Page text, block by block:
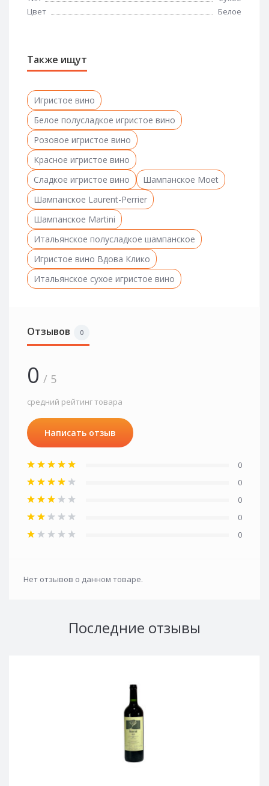
Цвет
Белое
Также ищут
Игристое вино
Белое полусладкое игристое вино
Розовое игристое вино
Красное игристое вино
Сладкое игристое вино
Шампанское Moet
Шампанское Laurent-Perrier
Шампанское Martini
Итальянское полусладкое шампанское
Игристое вино Вдова Клико
Итальянское сухое игристое вино
Отзывов 0
0 / 5
средний рейтинг товара
Написать отзыв
0
0
0
0
0
Нет отзывов о данном товаре.
Последние отзывы